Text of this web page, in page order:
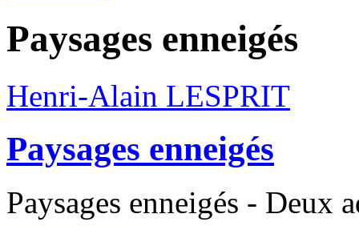
Paysages enneigés
Henri-Alain LESPRIT
Paysages enneigés
Paysages enneigés - Deux